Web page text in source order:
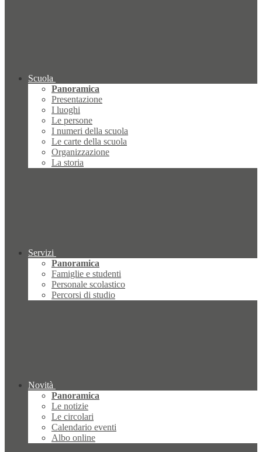
Scuola
Panoramica
Presentazione
I luoghi
Le persone
I numeri della scuola
Le carte della scuola
Organizzazione
La storia
Servizi
Panoramica
Famiglie e studenti
Personale scolastico
Percorsi di studio
Novità
Panoramica
Le notizie
Le circolari
Calendario eventi
Albo online